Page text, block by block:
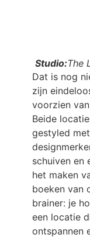
Studio:The
Dat is nog
zijn
voorzien
Beide
gestyled
schuiven en
het maken
boeken van
brainer: je
een locatie
ontspannen